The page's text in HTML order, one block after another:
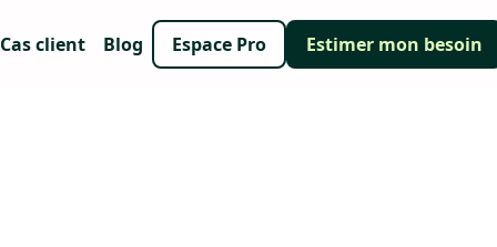
Cas client Blog Espace Pro Estimer mon besoin